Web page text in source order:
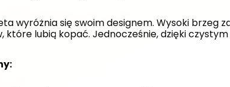
wyróżnia się swoim designem. Wysoki brzeg
lubią kopać. Jednocześnie, dzięki